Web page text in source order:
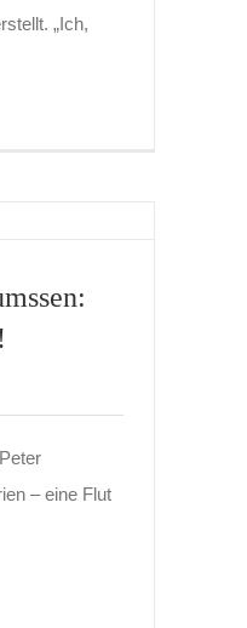
„Ich,
– eine Flut